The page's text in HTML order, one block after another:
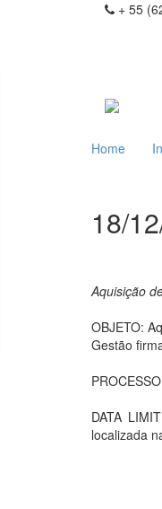
+ 55
Home
18/
Aquisição
OBJETO:
Gestão
DATA
localizada